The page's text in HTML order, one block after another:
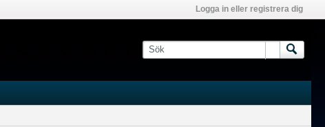
Logga in eller registrera dig